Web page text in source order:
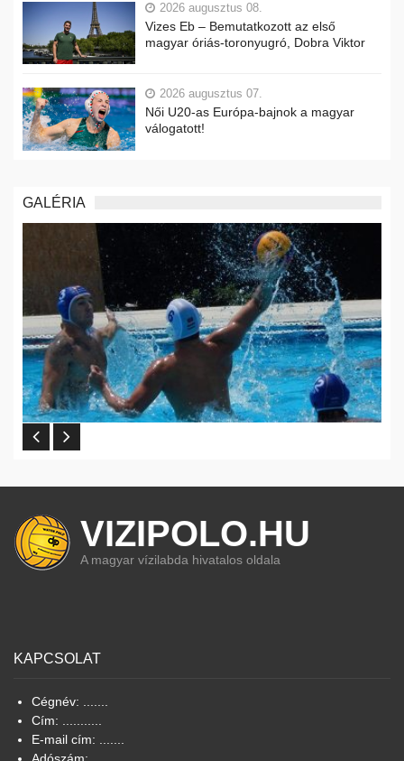
2026 augusztus 08.
Vizes Eb – Bemutatkozott az első
magyar óriás-toronyugró, Dobra Viktor
2026 augusztus 07.
Női U20-as Európa-bajnok a magyar
válogatott!
GALÉRIA
VIZIPOLO.HU
A magyar vízilabda hivatalos oldala
KAPCSOLAT
Cégnév: .......
Cím: ...........
E-mail cím: .......